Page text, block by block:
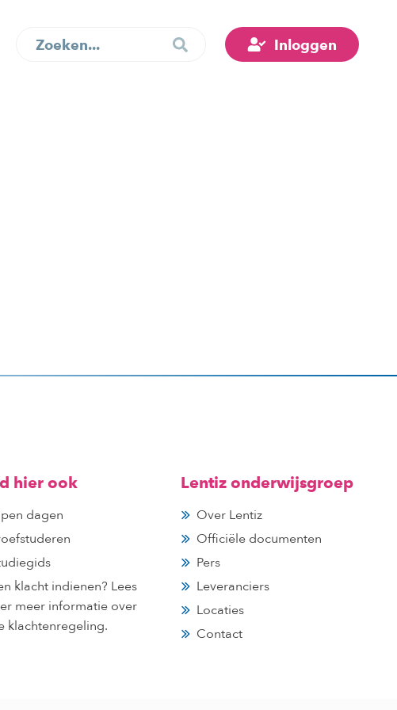
Inloggen
hier ook
dagen
klacht indienen? Lees
meer informatie over
klachtenregeling.
Lentiz onderwijsgroep
Over Lentiz
Officiële documenten
Pers
Leveranciers
Locaties
Contact